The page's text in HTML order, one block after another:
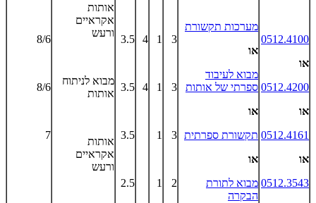
0512.4100
או
0512.4200
או
0512.4161
או
0512.3543
מערכות תקשורת
או
מבוא לעיבוד
ספרתי של אותות
או
תקשורת ספרתית
או
מבוא לתורת
הבקרה
3
3
3
2
1
1
1
1
4
4
3.5
3.5
3.5
2.5
אותות
אקראיים
ורעש
מבוא לניתוח
אותות
אותות
אקראיים
ורעש
8/6
8/6
7